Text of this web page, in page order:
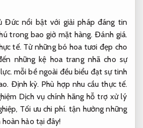
Đức nổi bật với giải pháp đáng tin
trong bao giờ mặt hàng.Đánh giá.
tế.Từ những bó hoa tươi đẹp cho
những kệ hoa trang nhã cho sự
mỗi bề ngoài đều biểu đạt sự tinh
Định kỳ. Phù hợp nhu cầu thực tế.
Dịch vụ chính hãng hỗ trợ xử lý
Tối ưu chi phí. tận hưởng những
hảo tại đây!